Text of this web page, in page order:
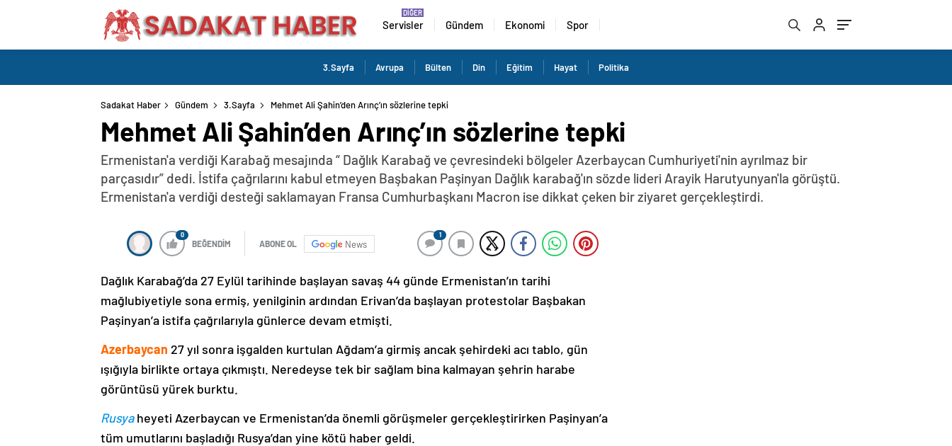
Servisler Gündem Ekonomi Spor
3.Sayfa Avrupa Bülten Din Eğitim Hayat Politika
Sadakat Haber Gündem 3.Sayfa Mehmet Ali Şahin’den Arınç’ın sözlerine tepki
Mehmet Ali Şahin’den Arınç’ın sözlerine tepki
Ermenistan'a verdiği Karabağ mesajında “ Dağlık Karabağ ve çevresindeki bölgeler Azerbaycan Cumhuriyeti'nin ayrılmaz bir
parçasıdır” dedi. İstifa çağrılarını kabul etmeyen Başbakan Paşinyan Dağlık karabağ'ın sözde lideri Arayik Harutyunyan'la görüştü.
Ermenistan'a verdiği desteği saklamayan Fransa Cumhurbaşkanı Macron ise dikkat çeken bir ziyaret gerçekleştirdi.
0
BEĞENDİM ABONE OL News
1
Dağlık Karabağ’da 27 Eylül tarihinde başlayan savaş 44 günde Ermenistan’ın tarihi
mağlubiyetiyle sona ermiş, yenilginin ardından Erivan’da başlayan protestolar Başbakan
Paşinyan’a istifa çağrılarıyla günlerce devam etmişti.
Azerbaycan 27 yıl sonra işgalden kurtulan Ağdam’a girmiş ancak şehirdeki acı tablo, gün
ışığıyla birlikte ortaya çıkmıştı. Neredeyse tek bir sağlam bina kalmayan şehrin harabe
görüntüsü yürek burktu.
Rusyaheyeti Azerbaycan ve Ermenistan’da önemli görüşmeler gerçekleştirirken Paşinyan’a
tüm umutlarını başladığı Rusya’dan yine kötü haber geldi.